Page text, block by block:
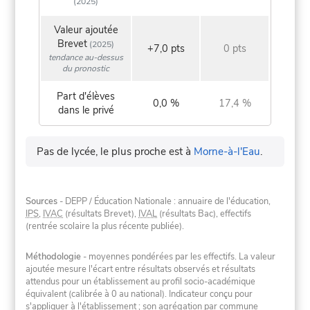
Valeur ajoutée
Brevet (2025)
tendance au-dessus
du pronostic
+7,0 pts 0 pts
Part d'élèves
dans le privé
0,0 % 17,4 %
Pas de lycée, le plus proche est à Morne-à-l'Eau.
Sources - DEPP / Éducation Nationale : annuaire de l'éducation,
IPS, IVAC (résultats Brevet), IVAL (résultats Bac), effectifs
(rentrée scolaire la plus récente publiée).
Méthodologie - moyennes pondérées par les effectifs. La valeur
ajoutée mesure l'écart entre résultats observés et résultats
attendus pour un établissement au profil socio-académique
équivalent (calibrée à 0 au national). Indicateur conçu pour
s'appliquer à l'établissement ; son agrégation par commune